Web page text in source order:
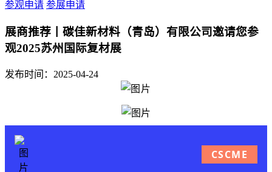
参观申请 参展申请
展商推荐丨碳佳新材料（青岛）有限公司邀请您参
观2025苏州国际复材展
发布时间：2025-04-24
CSCME